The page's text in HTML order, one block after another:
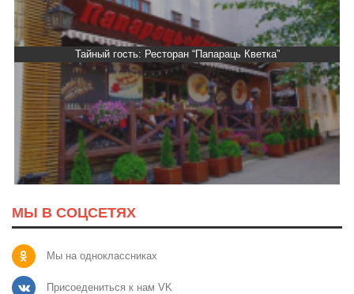
Тайный гость: Ресторан “Папараць Кветка”
МЫ В СОЦСЕТЯХ
Мы на одноклассниках
Присоедениться к нам VK